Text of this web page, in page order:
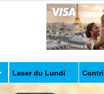
Laser du Lundi